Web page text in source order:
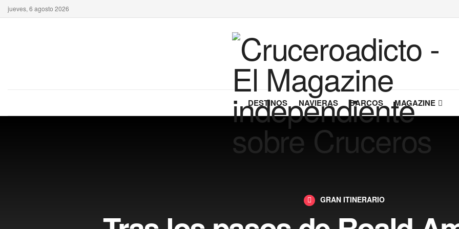
jueves, 6 agosto 2026
DESTINOS NAVIERAS BARCOS MAGAZINE
GRAN ITINERARIO